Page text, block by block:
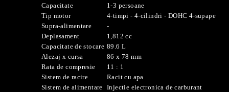
Capacitate
1-3 persoane
Tip motor
4-timpi - 4-cilindri - DOHC 4-supape
Supra-alimentare
-
Deplasament
1,812 cc
Capacitate de stocare 89.6 L
Alezaj x cursa
86 x 78 mm
Rata de compresie
11 : 1
Sistem de racire
Racit cu apa
Sistem de alimentare Injectie electronica de carburant